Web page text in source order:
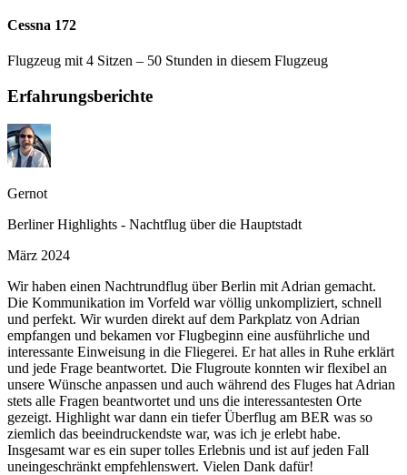
Cessna 172
Flugzeug mit 4 Sitzen – 50 Stunden in diesem Flugzeug
Erfahrungsberichte
Gernot
Berliner Highlights - Nachtflug über die Hauptstadt
März 2024
Wir haben einen Nachtrundflug über Berlin mit Adrian gemacht.
Die Kommunikation im Vorfeld war völlig unkompliziert, schnell
und perfekt. Wir wurden direkt auf dem Parkplatz von Adrian
empfangen und bekamen vor Flugbeginn eine ausführliche und
interessante Einweisung in die Fliegerei. Er hat alles in Ruhe erklärt
und jede Frage beantwortet. Die Flugroute konnten wir flexibel an
unsere Wünsche anpassen und auch während des Fluges hat Adrian
stets alle Fragen beantwortet und uns die interessantesten Orte
gezeigt. Highlight war dann ein tiefer Überflug am BER was so
ziemlich das beeindruckendste war, was ich je erlebt habe.
Insgesamt war es ein super tolles Erlebnis und ist auf jeden Fall
uneingeschränkt empfehlenswert. Vielen Dank dafür!